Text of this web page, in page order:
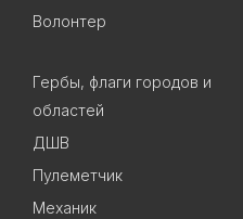
Волонтер
Гербы, флаги городов и
областей
ДШВ
Пулеметчик
Механик